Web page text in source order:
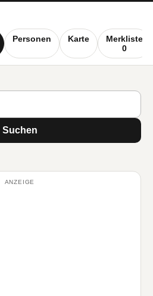
Personen Karte
Merkliste
0
Suchen
ANZEIGE